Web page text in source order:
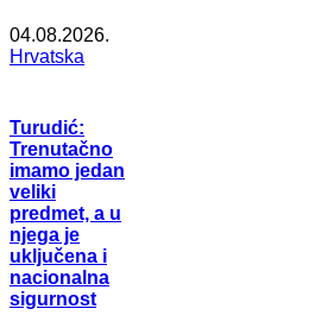
04.08.2026.
Hrvatska
Turudić:
Trenutačno
imamo jedan
veliki
predmet, a u
njega je
uključena i
nacionalna
sigurnost